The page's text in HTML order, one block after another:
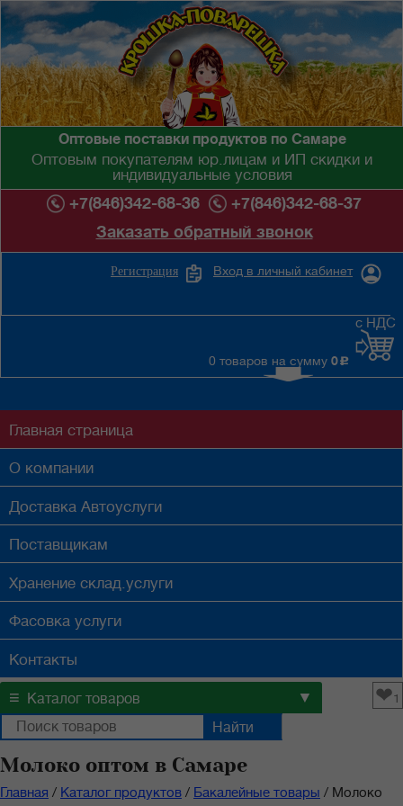
Оптовые поставки продуктов по Самаре
Оптовым покупателям юр.лицам и ИП скидки и
индивидуальные условия
+7(846)342-68-36
+7(846)342-68-37
Заказать обратный звонок
Вход в личный кабинет
Регистрация
0 товаров на сумму 0 c
с НДС
Главная страница
О компании
Доставка Автоуслуги
Поставщикам
Хранение склад.услуги
Фасовка услуги
Контакты
≡ Каталог товаров ▼ ❤1
Молоко оптом в Самаре
Главная / Каталог продуктов / Бакалейные товары / Молоко